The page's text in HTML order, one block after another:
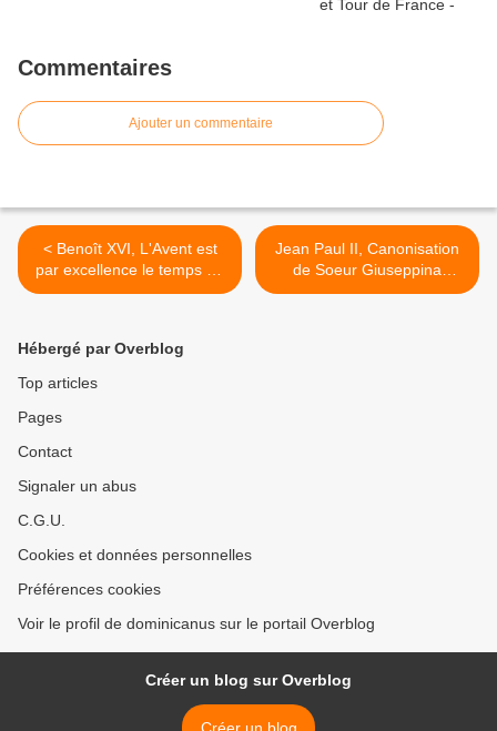
Commentaires
Ajouter un commentaire
< Benoît XVI, L'Avent est
par excellence le temps de
l'espérance (4)
Jean Paul II, Canonisation
de Soeur Giuseppina
Bakhita >
Hébergé par Overblog
Top articles
Pages
Contact
Signaler un abus
C.G.U.
Cookies et données personnelles
Préférences cookies
Voir le profil de dominicanus sur le portail Overblog
Créer un blog sur Overblog